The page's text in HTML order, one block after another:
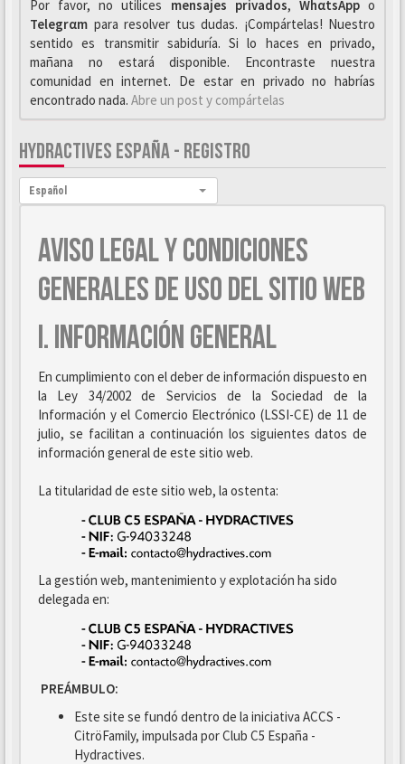
Por favor, no utilices mensajes privados, WhαtsAppo
Telegrαm para resolver tus dudas. ¡Compártelas! Nuestro
sentido es transmitir sabiduría. Si lo haces en privado,
mañana no estará disponible. Encontraste nuestra
comunidad en internet. De estar en privado no habrías
encontrado nada. Abre un post y compártelas
HYDRACTIVES ESPAÑA - REGISTRO
Idioma:
Español
AVISO LEGAL Y CONDICIONES
GENERALES DE USO DEL SITIO WEB
I. INFORMACIÓN GENERAL
En cumplimiento con el deber de información dispuesto en
la Ley 34/2002 de Servicios de la Sociedad de la
Información y el Comercio Electrónico (LSSI-CE) de 11 de
julio, se facilitan a continuación los siguientes datos de
información general de este sitio web.
La titularidad de este sitio web, la ostenta:
La gestión web, mantenimiento y explotación ha sido
delegada en:
PREÁMBULO:
Este site se fundó dentro de la iniciativa ACCS -
CitröFamily, impulsada por Club C5 España -
Hydractives.